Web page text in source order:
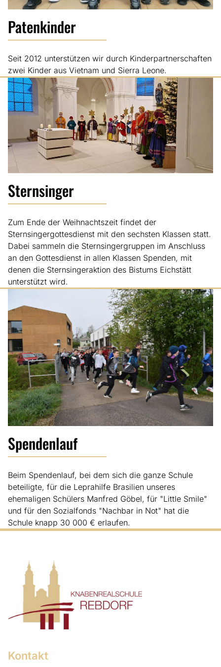
Patenkinder
Seit 2012 unterstützen wir durch Kinderpartnerschaften
zwei Kinder aus Vietnam und Sierra Leone.
Sternsinger
Zum Ende der Weihnachtszeit findet der
Sternsingergottesdienst mit den sechsten Klassen statt.
Dabei sammeln die Sternsingergruppen im Anschluss
an den Gottesdienst in allen Klassen Spenden, mit
denen die Sternsingeraktion des Bistums Eichstätt
unterstützt wird.
Spendenlauf
Beim Spendenlauf, bei dem sich die ganze Schule
beteiligte, für die Leprahilfe Brasilien unseres
ehemaligen Schülers Manfred Göbel, für "Little Smile"
und für den Sozialfonds "Nachbar in Not" hat die
Schule knapp 30 000 € erlaufen.
Kontakt